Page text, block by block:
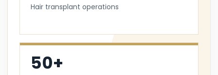
Hair transplant operations
50+